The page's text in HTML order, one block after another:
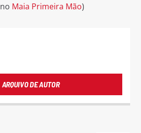
Maia Primeira Mão)
ARQUIVO DE AUTOR